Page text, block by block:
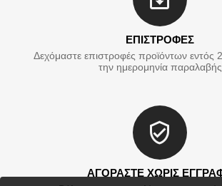
ΕΠΙΣΤΡΟΦΕΣ
Δεχόμαστε επιστροφές προϊόντων
την ημερομηνία παραλαβής
ΑΓΟΡΑΣΤΕ ΧΩΡΙΣ